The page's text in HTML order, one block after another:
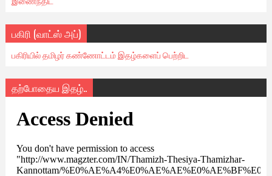
பகிரி (வாட்ஸ் அப்)
பகிரியில் தமிழர் கண்ணோட்டம் இதழ்களைப் பெற்றிட
தற்போதைய இதழ்..